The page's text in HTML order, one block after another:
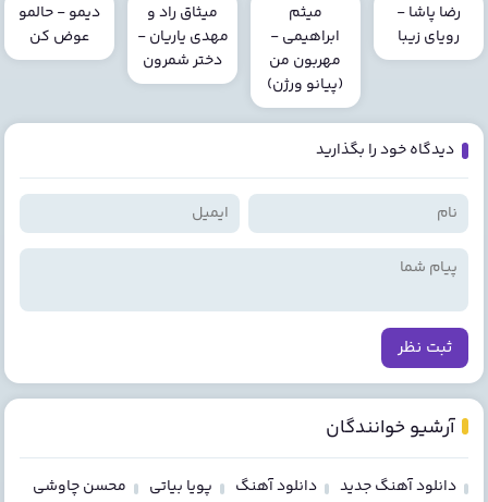
رضا پاشا -
رویای زیبا
میثم
ابراهیمی -
مهربون من
(پیانو ورژن)
میثاق راد و
مهدی یاریان -
دختر شمرون
دیمو - حالمو
عوض کن
دیدگاه خود را بگذارید
ثبت نظر
آرشیو خوانندگان
دانلود آهنگ جدید دانلود آهنگ پویا بیاتی
محسن چاوشی